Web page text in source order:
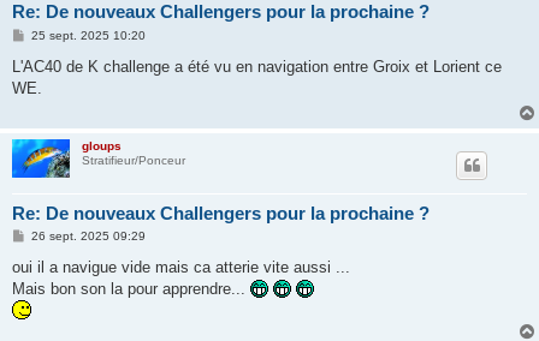
Re: De nouveaux Challengers pour la prochaine ?
M
s
a
25 sept. 2025 10:20
L'AC40 de K challenge a été vu en navigation entre Groix et Lorient ce
WE.
gloups
Stratifieur/Ponceur
Re: De nouveaux Challengers pour la prochaine ?
M
s
a
g
e
26 sept. 2025 09:29
oui il a navigue vide mais ca atterie vite aussi ...
Mais bon son la pour apprendre...